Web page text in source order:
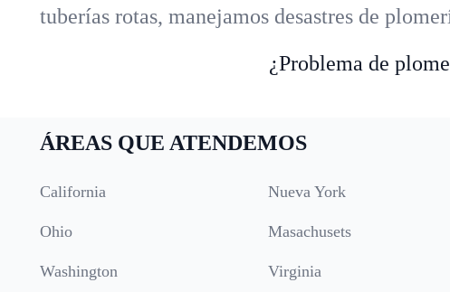
tuberías rotas, manejamos desastres de
¿Problema de
ÁREAS QUE ATENDEMOS
California Nueva York
Ohio Masachusets
Washington Virginia